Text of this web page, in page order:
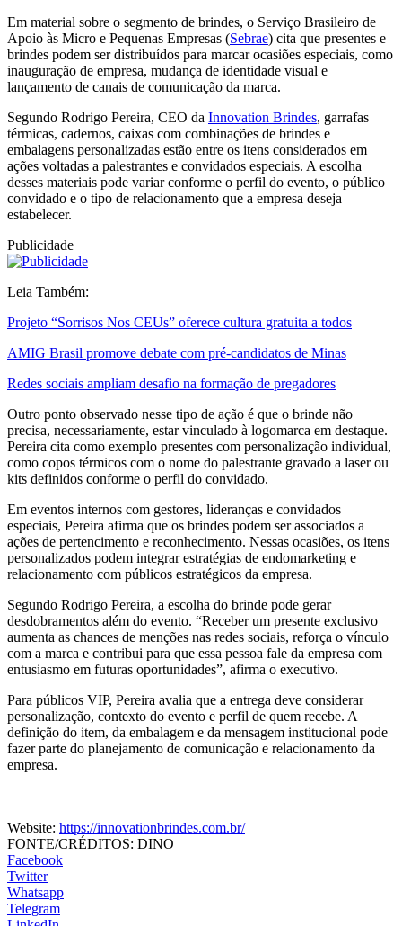
Em material sobre o segmento de brindes, o Serviço Brasileiro de
Apoio às Micro e Pequenas Empresas (Sebrae) cita que presentes e
brindes podem ser distribuídos para marcar ocasiões especiais, como
inauguração de empresa, mudança de identidade visual e
lançamento de canais de comunicação da marca.
Segundo Rodrigo Pereira, CEO da Innovation Brindes, garrafas
térmicas, cadernos, caixas com combinações de brindes e
embalagens personalizadas estão entre os itens considerados em
ações voltadas a palestrantes e convidados especiais. A escolha
desses materiais pode variar conforme o perfil do evento, o público
convidado e o tipo de relacionamento que a empresa deseja
estabelecer.
Publicidade
Leia Também:
Projeto “Sorrisos Nos CEUs” oferece cultura gratuita a todos
AMIG Brasil promove debate com pré-candidatos de Minas
Redes sociais ampliam desafio na formação de pregadores
Outro ponto observado nesse tipo de ação é que o brinde não
precisa, necessariamente, estar vinculado à logomarca em destaque.
Pereira cita como exemplo presentes com personalização individual,
como copos térmicos com o nome do palestrante gravado a laser ou
kits definidos conforme o perfil do convidado.
Em eventos internos com gestores, lideranças e convidados
especiais, Pereira afirma que os brindes podem ser associados a
ações de pertencimento e reconhecimento. Nessas ocasiões, os itens
personalizados podem integrar estratégias de endomarketing e
relacionamento com públicos estratégicos da empresa.
Segundo Rodrigo Pereira, a escolha do brinde pode gerar
desdobramentos além do evento. “Receber um presente exclusivo
aumenta as chances de menções nas redes sociais, reforça o vínculo
com a marca e contribui para que essa pessoa fale da empresa com
entusiasmo em futuras oportunidades”, afirma o executivo.
Para públicos VIP, Pereira avalia que a entrega deve considerar
personalização, contexto do evento e perfil de quem recebe. A
definição do item, da embalagem e da mensagem institucional pode
fazer parte do planejamento de comunicação e relacionamento da
empresa.
Website: https://innovationbrindes.com.br/
FONTE/CRÉDITOS: DINO
Facebook
Twitter
Whatsapp
Telegram